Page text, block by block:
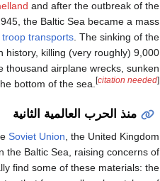
and after the outbreak of the
the Baltic Sea became a mass
troop transports . The sinking of the
killing (very roughly) 9,000
thousand airplane wrecks, sunken
bottom of the sea. [citation needed]
منذ الحرب العالمية الثانية
Soviet Union, the United Kingdom
the Baltic Sea, raising concerns of
find some of these materials: the